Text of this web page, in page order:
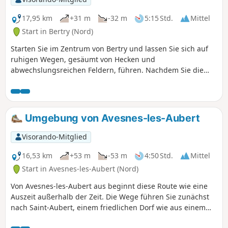
authentischem Dorfleben lädt diese Route dazu ein,
langsamer zu werden, durchzuatmen und die ganze
Sanftheit der Region zu genießen.
17,95 km
+31 m -32 m 5:15 Std.
Mittel
Start in Bertry (Nord)
Starten Sie im Zentrum von Bertry und lassen Sie sich auf
ruhigen Wegen, gesäumt von Hecken und
abwechslungsreichen Feldern, führen. Nachdem Sie die
Route weiter nach Avelu, inmitten einer Landschaft, in der
Gutshöfe und Bauernhöfe das Bild der Landschaft prägen.
Hier spielt der Wind im Getreide, Vogelgesang begleitet
Ihre Schritte und hinter jeder Kurve offenbart sich ein
authentisches Bild des Cambrésis. Ein einfacher,
unverfälschter Spaziergang, der dazu einlädt, die Natur
und das ländliche Erbe im Rhythmus des Gehens zu
genießen.
Umgebung von Avesnes-les-Aubert
Visorando-Mitglied
16,53 km
+53 m -53 m 4:50 Std.
Mittel
Start in Avesnes-les-Aubert (Nord)
Von Avesnes-les-Aubert aus beginnt diese Route wie eine
Auszeit außerhalb der Zeit. Die Wege führen Sie zunächst
nach Saint-Aubert, einem friedlichen Dorf wie aus einem